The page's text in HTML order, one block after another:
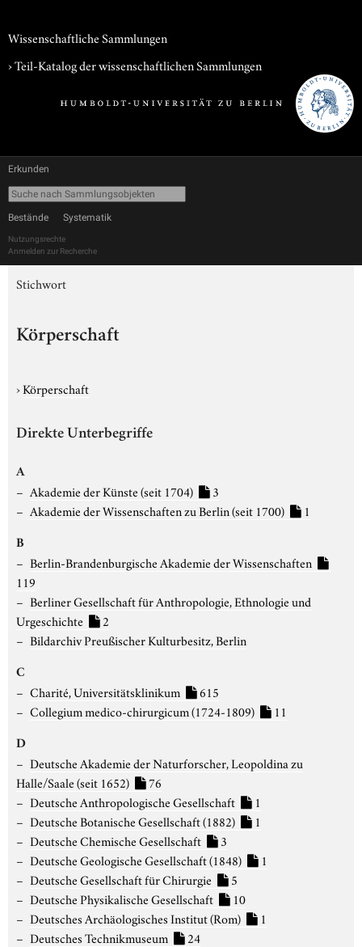
Wissenschaftliche Sammlungen
› Teil-Katalog der wissenschaftlichen Sammlungen
Erkunden
Bestände Systematik
Nutzungsrechte
Anmelden zur Recherche
Stichwort
Körperschaft
›Körperschaft
Direkte Unterbegriffe
A
Akademie der Künste (seit 1704)
3
Akademie der Wissenschaften zu Berlin (seit 1700)
1
B
Berlin-Brandenburgische Akademie der Wissenschaften
119
Berliner Gesellschaft für Anthropologie, Ethnologie und
Urgeschichte
2
Bildarchiv Preußischer Kulturbesitz, Berlin
C
Charité, Universitätsklinikum
615
Collegium medico-chirurgicum (1724-1809)
11
D
Deutsche Akademie der Naturforscher, Leopoldina zu
Halle/Saale (seit 1652)
76
Deutsche Anthropologische Gesellschaft
1
Deutsche Botanische Gesellschaft (1882)
1
Deutsche Chemische Gesellschaft
3
Deutsche Geologische Gesellschaft (1848)
1
Deutsche Gesellschaft für Chirurgie
5
Deutsche Physikalische Gesellschaft
10
Deutsches Archäologisches Institut (Rom)
1
Deutsches Technikmuseum
24